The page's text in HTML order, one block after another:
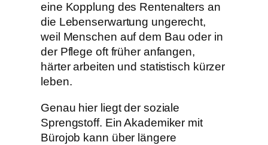
eine Kopplung des Rentenalters an
die Lebenserwartung ungerecht,
weil Menschen auf dem Bau oder in
der Pflege oft früher anfangen,
härter arbeiten und statistisch kürzer
leben.
Genau hier liegt der soziale
Sprengstoff. Ein Akademiker mit
Bürojob kann über längere